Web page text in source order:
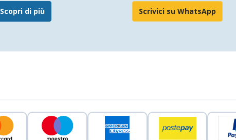
Scopri di più Scrivici su WhatsApp